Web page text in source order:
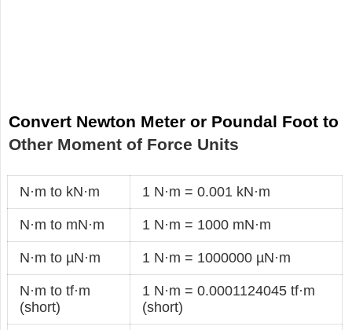
Convert Newton Meter or Poundal Foot to
Other Moment of Force Units
N·m to kN·m 1 N·m = 0.001 kN·m
N·m to mN·m 1 N·m = 1000 mN·m
N·m to µN·m 1 N·m = 1000000 µN·m
N·m to tf·m
(short)
1 N·m = 0.0001124045 tf·m
(short)